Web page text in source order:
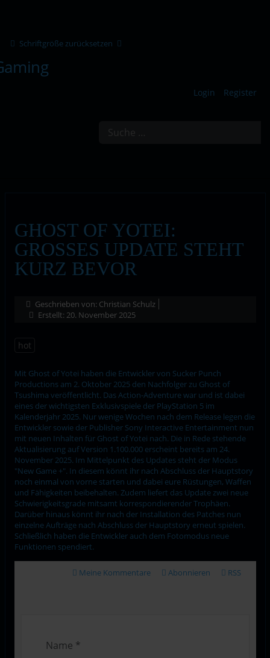
Schriftgröße zurücksetzen
Login Register
GHOST OF YOTEI:
GROSSES UPDATE STEHT K
URZ BEVOR
Geschrieben von: Christian Schulz
Erstellt: 20. November 2025
hot
Mit Ghost of Yotei haben die Entwickler von Sucker Punch
Productions am 2. Oktober 2025 den Nachfolger zu Ghost of
Tsushima veröffentlicht. Das Action-Adventure war und ist dabei
eines der wichtigsten Exklusivspiele der PlayStation 5 im
Kalenderjahr 2025. Nur wenige Wochen nach dem Release legen die
Entwickler sowie der Publisher Sony Interactive Entertainment nun
mit neuen Inhalten für Ghost of Yotei nach. Die in Rede stehende
Aktualisierung auf Version 1.100.000 erscheint bereits am 24.
November 2025. Im Mittelpunkt des Updates steht der Modus
"New Game +". In diesem könnt ihr nach Abschluss der Hauptstory
noch einmal von vorne starten und dabei eure Rüstungen, Waffen
und Fähigkeiten beibehalten. Zudem liefert das Update zwei neue
Schwierigkeitsgrade mitsamt korrespondierender Trophäen.
Darüber hinaus könnt ihr nach der Installation des Patches nun
einzelne Aufträge nach Abschluss der Hauptstory erneut spielen.
Schließlich haben die Entwickler auch dem Fotomodus neue
Funktionen spendiert.
Meine Kommentare Abonnieren RSS